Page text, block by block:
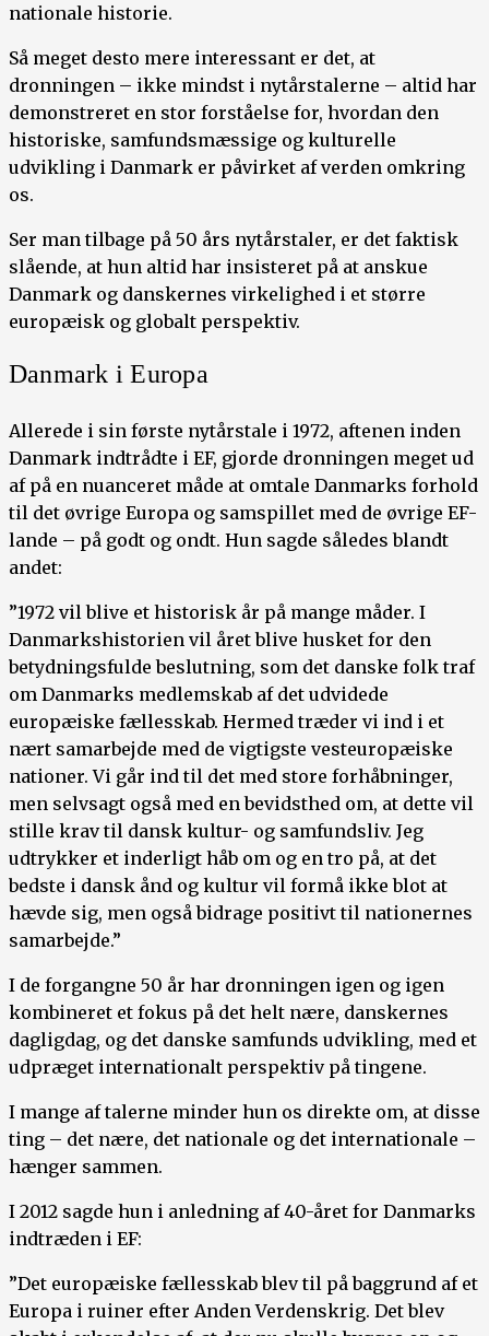
nationale historie.
Så meget desto mere interessant er det, at
dronningen – ikke mindst i nytårstalerne – altid har
demonstreret en stor forståelse for, hvordan den
historiske, samfundsmæssige og kulturelle
udvikling i Danmark er påvirket af verden omkring
os.
Ser man tilbage på 50 års nytårstaler, er det faktisk
slående, at hun altid har insisteret på at anskue
Danmark og danskernes virkelighed i et større
europæisk og globalt perspektiv.
Danmark i Europa
Allerede i sin første nytårstale i 1972, aftenen inden
Danmark indtrådte i EF, gjorde dronningen meget ud
af på en nuanceret måde at omtale Danmarks forhold
til det øvrige Europa og samspillet med de øvrige EF-
lande – på godt og ondt. Hun sagde således blandt
andet:
”1972 vil blive et historisk år på mange måder. I
Danmarkshistorien vil året blive husket for den
betydningsfulde beslutning, som det danske folk traf
om Danmarks medlemskab af det udvidede
europæiske fællesskab. Hermed træder vi ind i et
nært samarbejde med de vigtigste vesteuropæiske
nationer. Vi går ind til det med store forhåbninger,
men selvsagt også med en bevidsthed om, at dette vil
stille krav til dansk kultur- og samfundsliv. Jeg
udtrykker et inderligt håb om og en tro på, at det
bedste i dansk ånd og kultur vil formå ikke blot at
hævde sig, men også bidrage positivt til nationernes
samarbejde.”
I de forgangne 50 år har dronningen igen og igen
kombineret et fokus på det helt nære, danskernes
dagligdag, og det danske samfunds udvikling, med et
udpræget internationalt perspektiv på tingene.
I mange af talerne minder hun os direkte om, at disse
ting – det nære, det nationale og det internationale –
hænger sammen.
I 2012 sagde hun i anledning af 40-året for Danmarks
indtræden i EF:
”Det europæiske fællesskab blev til på baggrund af et
Europa i ruiner efter Anden Verdenskrig. Det blev